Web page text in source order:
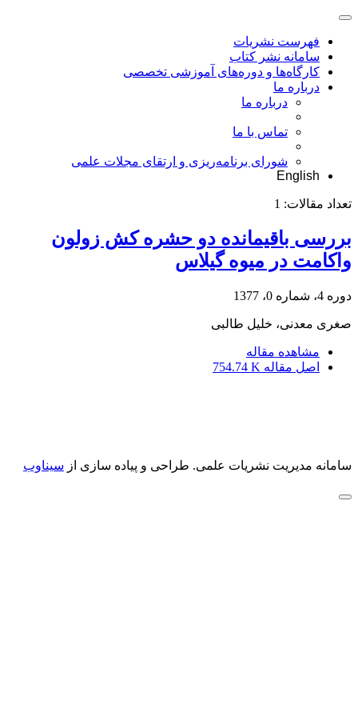
فهرست نشریات
سامانه نشر کتاب
کارگاه‌ها و دوره‌های آموزشی تخصصی
درباره ما
درباره ما
تماس با ما
شورای برنامه‌ریزی و ارتقای مجلات علمی
English
تعداد مقالات: 1
بررسی باقیمانده دو حشره کش زولون
واکامت در میوه گیلاس
دوره 4، شماره 0، 1377
صغری معدنی، خلیل طالبی
مشاهده مقاله
اصل مقاله 754.74 K
سامانه مدیریت نشریات علمی. طراحی و پیاده سازی از سیناوب